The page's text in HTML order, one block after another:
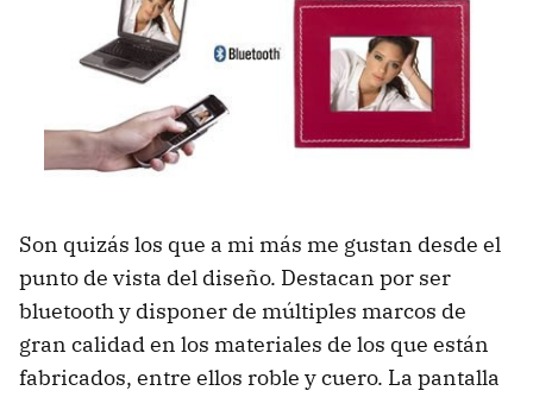
Son quizás los que a mi más me gustan desde el
punto de vista del diseño. Destacan por ser
bluetooth y disponer de múltiples marcos de
gran calidad en los materiales de los que están
fabricados, entre ellos roble y cuero. La pantalla